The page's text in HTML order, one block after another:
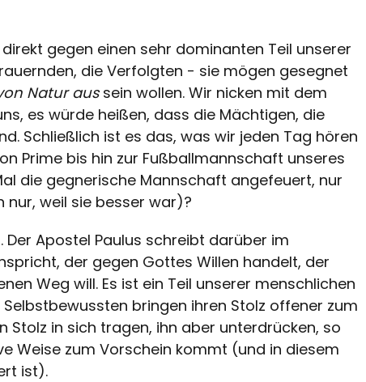
gegen einen sehr dominanten Teil unserer
die Verfolgten - sie mögen gesegnet
Natur aussein wollen. Wir nicken mit dem
es würde heißen, dass die Mächtigen, die
Schließlich ist es das, was wir jeden Tag hören
Prime bis hin zur Fußballmannschaft unseres
die gegnerische Mannschaft angefeuert, nur
weil sie besser war)?
Der Apostel Paulus schreibt darüber im
der gegen Gottes Willen handelt, der
Weg will. Es ist ein Teil unserer menschlichen
Selbstbewussten bringen ihren Stolz offener zum
Stolz in sich tragen, ihn aber unterdrücken, so
Weise zum Vorschein kommt (und in diesem
ist).